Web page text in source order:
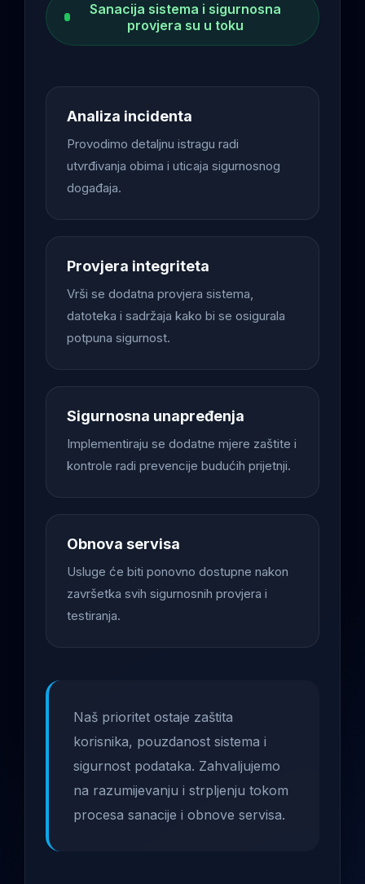
Sanacija sistema i sigurnosna
provjera su u toku
Analiza incidenta
Provodimo detaljnu istragu radi
utvrđivanja obima i uticaja sigurnosnog
događaja.
Provjera integriteta
Vrši se dodatna provjera sistema,
datoteka i sadržaja kako bi se osigurala
potpuna sigurnost.
Sigurnosna unapređenja
Implementiraju se dodatne mjere zaštite i
kontrole radi prevencije budućih prijetnji.
Obnova servisa
Usluge će biti ponovno dostupne nakon
završetka svih sigurnosnih provjera i
testiranja.
Naš prioritet ostaje zaštita
korisnika, pouzdanost sistema i
sigurnost podataka. Zahvaljujemo
na razumijevanju i strpljenju tokom
procesa sanacije i obnove servisa.